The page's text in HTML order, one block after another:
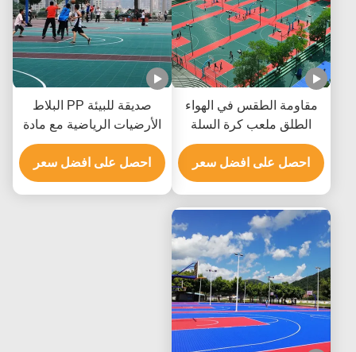
مقاومة الطقس في الهواء
الطلق ملعب كرة السلة
بلاط مادة البولي بروبيلين مع
متعدد الألوان
احصل على افضل سعر
صديقة للبيئة PP البلاط
الأرضيات الرياضية مع مادة
البولي بروبيلين مقاومة
الطقس
احصل على افضل سعر